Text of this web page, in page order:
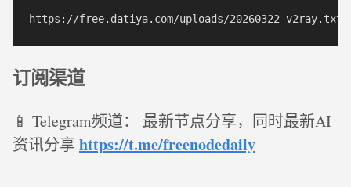
订阅渠道
📱 Telegram频道： 最新节点分享，同时最新AI
资讯分享 https://t.me/freenodedaily